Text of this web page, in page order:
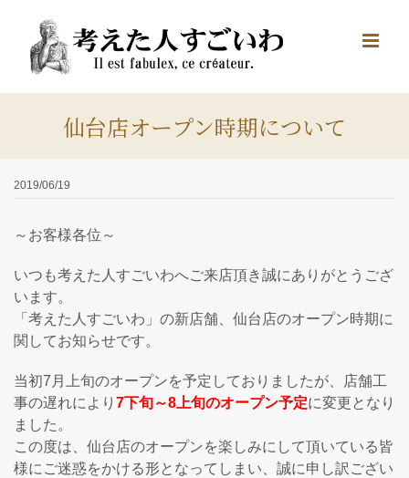
content
仙台店オープン時期について
2019/06/19
～お客様各位～
いつも考えた人すごいわへご来店頂き誠にありがとうござ
います。
「考えた人すごいわ」の新店舗、仙台店のオープン時期に
関してお知らせです。
当初7月上旬のオープンを予定しておりましたが、店舗工
事の遅れにより 7下旬～8上旬のオープン予定に変更となり
ました。
この度は、仙台店のオープンを楽しみにして頂いている皆
様にご迷惑をかける形となってしまい、誠に申し訳ござい